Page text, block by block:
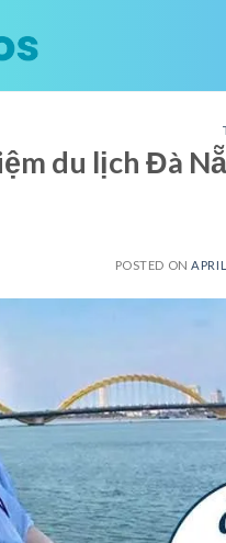
du lịch Đà
POSTED ON